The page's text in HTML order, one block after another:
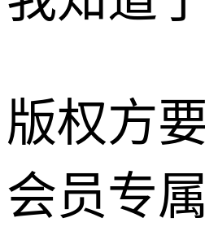
版权方要
会员专